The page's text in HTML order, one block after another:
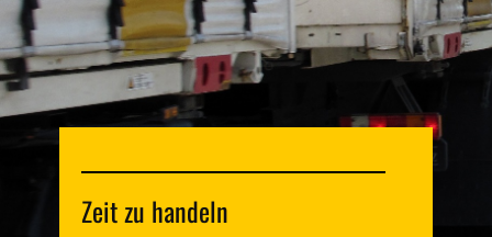
Zeit zu handeln